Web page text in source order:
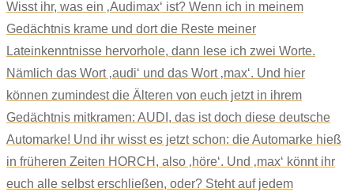
Wisst ihr, was ein ‚Audimax‘ ist? Wenn ich in meinem
Gedächtnis krame und dort die Reste meiner
Lateinkenntnisse hervorhole, dann lese ich zwei Worte.
Nämlich das Wort ‚audi‘ und das Wort ‚max‘. Und hier
können zumindest die Älteren von euch jetzt in ihrem
Gedächtnis mitkramen: AUDI, das ist doch diese deutsche
Automarke! Und ihr wisst es jetzt schon: die Automarke hieß
in früheren Zeiten HORCH, also ‚höre‘. Und ‚max‘ könnt ihr
euch alle selbst erschließen, oder? Steht auf jedem